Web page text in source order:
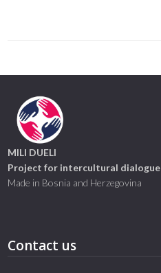
MILI DUELI
Project for intercultural dialogue
Made in Bosnia and Herzegovina
Contact us